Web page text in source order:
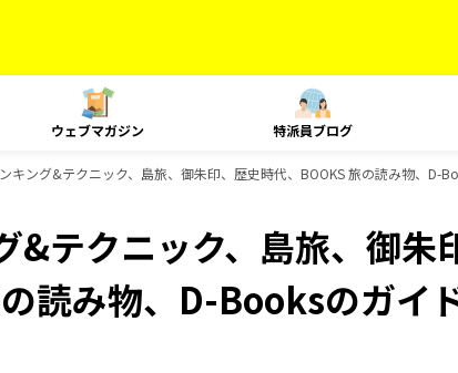
ウェブマガジン 特派員ブログ
キング&テクニック、島旅、御朱印、歴史時代、BOOKS 旅の読み物、D-
テクニック、島旅、御朱
読み物、D-Booksのガイ